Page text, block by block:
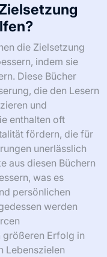
die Zielsetzung
indem sie
Diese Bücher
die den Lesern
und
enthalten oft
fördern, die für
unerlässlich
aus diesen Büchern
was es
persönlichen
werden
größeren Erfolg in
Lebenszielen